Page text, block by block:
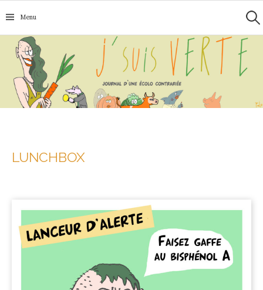
au
contenu
Menu
LUNCHBOX